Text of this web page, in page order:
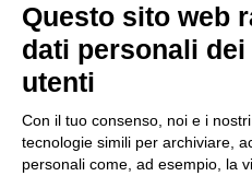
Componenti ReportOne
Componenti PocketSell
Componenti OneOrder
Componenti Invoice4Cloud
Componente Aggiuntivo
Questo sito web
dati personali
utenti
Con il tuo consenso, noi e i
tecnologie simili per archiviare,
personali come, ad esempio, la